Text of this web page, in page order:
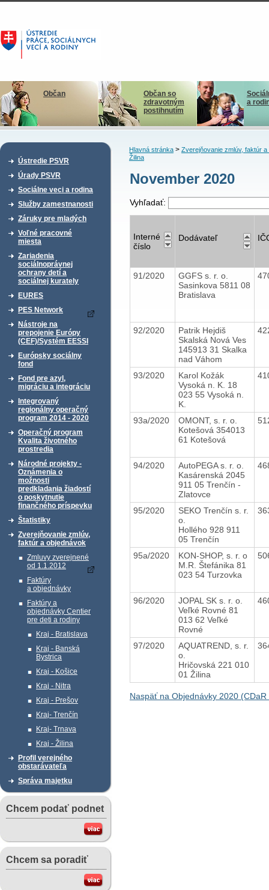
Občan
Občan so
zdravotným
postihnutím
a
Ústredie PSVR
Úrady PSVR
Sociálne veci a rodina
Služby zamestnanosti
Záruky pre mladých
Voľné pracovné
miesta
Zariadenia
sociálnoprávnej
ochrany detí a
sociálnej kurately
EURES
PES Network
Nástroje na
prepojenie Európy
(CEF)/Systém EESSI
Európsky sociálny
fond
Fond pre azyl,
migráciu a integráciu
Integrovaný
regionálny operačný
program 2014 - 2020
Operačný program
Kvalita životného
prostredia
Národné projekty -
Oznámenia o
možnosti
predkladania žiadostí
o poskytnutie
finančného príspevku
Štatistiky
Zverejňovanie zmlúv,
faktúr a objednávok
Zmluvy zverejnené
od 1.1.2012
Faktúry
a objednávky
Faktúry a
objednávky Centier
pre deti a rodiny
Kraj - Bratislava
Kraj - Banská
Bystrica
Kraj - Košice
Kraj - Nitra
Kraj - Prešov
Kraj- Trenčín
Kraj- Trnava
Kraj - Žilina
Profil verejného
obstarávateľa
Správa majetku
Chcem podať podnet
Chcem sa poradiť
Hlavná stránka> Zverejňovanie zmlúv, faktúr a
Žilina
November 2020
Vyhľadať:
Interné
číslo
Dodávateľ
91/2020
GGFS s. r. o.
Sasinkova 5811 08
Bratislava
92/2020
Patrik Hejdiš
Skalská Nová Ves
145913 31 Skalka
nad Váhom
93/2020
Karol Kožák
Vysoká n. K. 18
023 55 Vysoká n.
K.
93a/2020
OMONT, s. r. o.
Kotešová 354013
61 Kotešová
94/2020
AutoPEGA s. r. o.
Kasárenská 2045
911 05 Trenčín -
Zlatovce
95/2020
SEKO Trenčín s. r.
o.
Hollého 928 911
05 Trenčín
95a/2020
KON-SHOP, s. r. o
M.R. Štefánika 81
023 54 Turzovka
96/2020
JOPAL SK s. r. o.
Veľké Rovné 81
013 62 Veľké
Rovné
97/2020
AQUATREND, s. r.
o.
Hričovská 221 010
01 Žilina
Naspäť na Objednávky 2020